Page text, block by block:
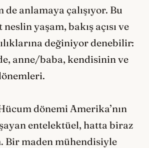
anlamaya çalışıyor. Bu
yaşam, bakış açısı ve
değiniyor denebilir:
anne/baba, kendisinin ve
dönemi Amerika’nın
entelektüel, hatta biraz
Bir maden mühendisiyle